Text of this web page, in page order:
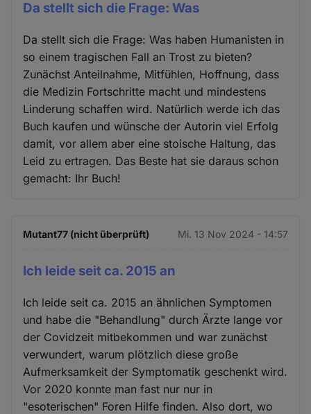
Da stellt sich die Frage: Was
Da stellt sich die Frage: Was haben Humanisten in
so einem tragischen Fall an Trost zu bieten?
Zunächst Anteilnahme, Mitfühlen, Hoffnung, dass
die Medizin Fortschritte macht und mindestens
Linderung schaffen wird. Natürlich werde ich das
Buch kaufen und wünsche der Autorin viel Erfolg
damit, vor allem aber eine stoische Haltung, das
Leid zu ertragen. Das Beste hat sie daraus schon
gemacht: Ihr Buch!
Mutant77 (nicht überprüft) Mi. 13 Nov 2024 - 14:57
Ich leide seit ca. 2015 an
Ich leide seit ca. 2015 an ähnlichen Symptomen
und habe die "Behandlung" durch Ärzte lange vor
der Covidzeit mitbekommen und war zunächst
verwundert, warum plötzlich diese große
Aufmerksamkeit der Symptomatik geschenkt wird.
Vor 2020 konnte man fast nur nur in
"esoterischen" Foren Hilfe finden. Also dort, wo